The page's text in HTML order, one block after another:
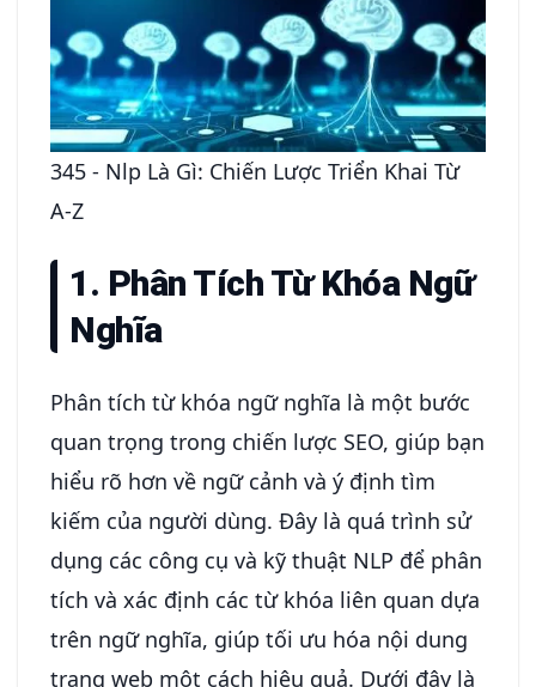
345 - Nlp Là Gì: Chiến Lược Triển Khai Từ
A-Z
1. Phân Tích Từ Khóa Ngữ
Nghĩa
Phân tích từ khóa ngữ nghĩa là một bước
quan trọng trong chiến lược SEO, giúp bạn
hiểu rõ hơn về ngữ cảnh và ý định tìm
kiếm của người dùng. Đây là quá trình sử
dụng các công cụ và kỹ thuật NLP để phân
tích và xác định các từ khóa liên quan dựa
trên ngữ nghĩa, giúp tối ưu hóa nội dung
trang web một cách hiệu quả. Dưới đây là